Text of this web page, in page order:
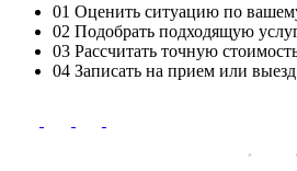
01 Оценить ситуацию по
02 Подобрать подходящую
03 Рассчитать точную
04 Записать на прием или выезд